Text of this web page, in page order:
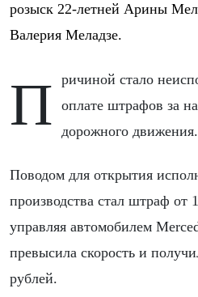
розыск 22-летней Арины
Валерия Меладзе.
Причиной стало неисполнение обязательств по
оплате штрафов за
дорожного движения.
Поводом для открытия
производства стал штраф от
управляя автомобилем
превысила скорость и
рублей.